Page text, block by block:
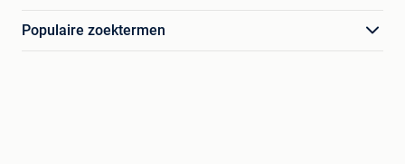
Populaire zoektermen